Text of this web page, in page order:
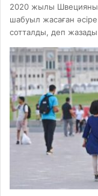
2020 жылы
шабуыл жасаған
сотталды, деп